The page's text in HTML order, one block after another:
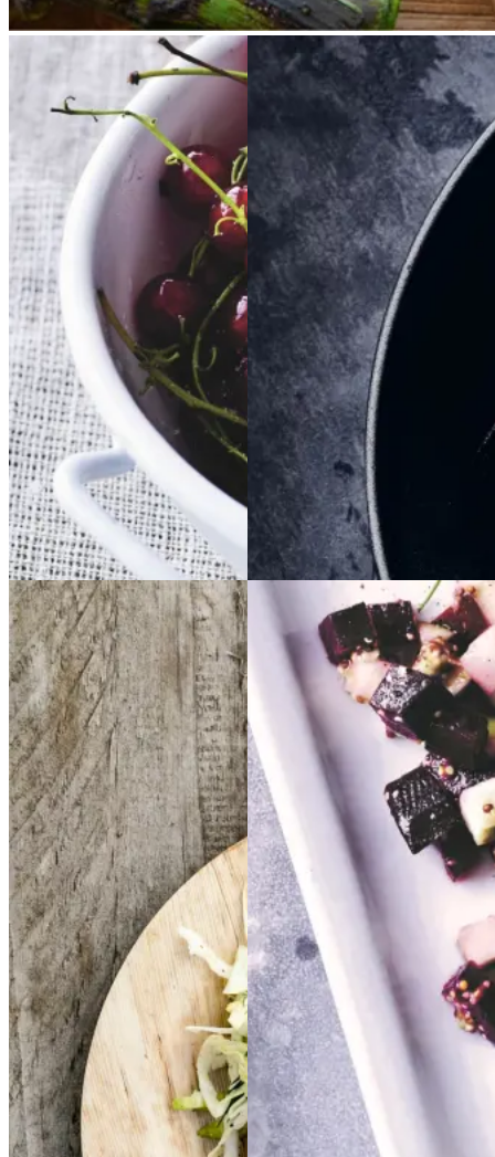
Rysteribs Rysteribs
Gem opskrift
Dessert
Dansk mad
Sommermad
BraiseretBraiseret
oksetværreboksetvæ
rreb
Gem opskrift
Dansk mad
Vintermad
Aftensmad
FrikadellerFrikadell
er medmed
smørspidskål,smørsp
idskål,
kartoflerkartofler
ogog
sennepsdressingsenn
epsdressing
Gem opskrift
Sylte Sylte
Gem opskrift
Dansk mad
Frokost